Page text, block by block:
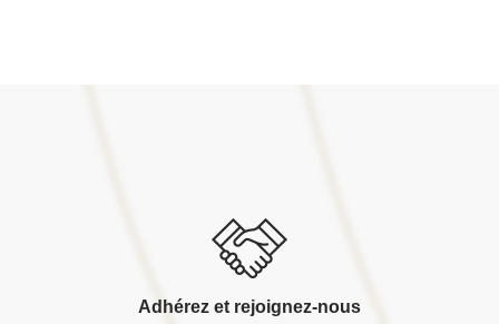
Adhérez et rejoignez-nous